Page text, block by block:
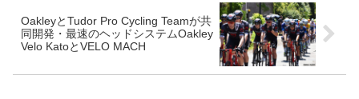
OakleyとTudor Pro Cycling Teamが共
同開発・最速のヘッドシステムOakley
Velo KatoとVELO MACH